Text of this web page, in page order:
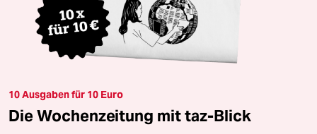
10 Ausgaben für 10 Euro
Die Wochenzeitung mit taz-Blick